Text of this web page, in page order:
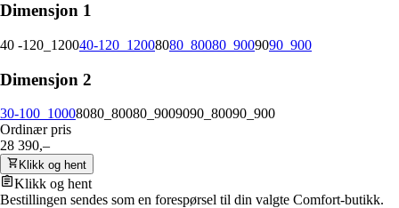
Dimensjon 1
40 -120_120040-120_12008080_80080_9009090_900
Dimensjon 2
30-100_10008080_80080_9009090_80090_900
Ordinær pris
28 390,–
Klikk og hent
Klikk og hent
Bestillingen sendes som en forespørsel til din valgte Comfort-butikk.